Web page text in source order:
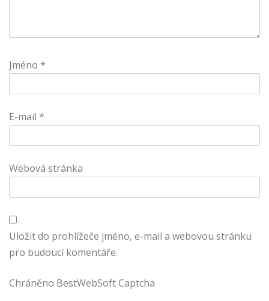
Jméno *
E-mail *
Webová stránka
Uložit do prohlížeče jméno, e-mail a webovou stránku
pro budoucí komentáře.
Chráněno BestWebSoft Captcha